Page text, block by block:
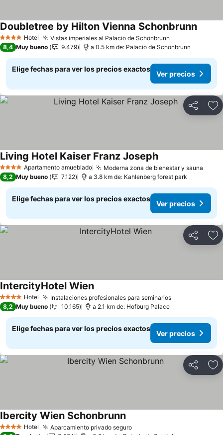
4 EstrellasHotel Vistas imperiales al Palacio de Schönbrunn
Doubletree by Hilton Vienna SchonbrunnVer
8,4 Muy bueno 9.479 a 0.5 km de: Palacio de Schönbrunn
Elige fechas para ver los precios exactos
Ver precios
Compartir
4 EstrellasApartamento amueblado Moderna zona de bienestar y sauna
Living Hotel Kaiser Franz JosephVer precios
8,2 Muy bueno 7.122 a 3.8 km de: Kahlenberg forest park
Elige fechas para ver los precios exactos
Ver precios
Compartir
4 EstrellasHotel Instalaciones profesionales para seminariosVer precios
IntercityHotel WienVer precios
8,2 Muy bueno 10.165 a 2.1 km de: Hofburg Palace
Elige fechas para ver los precios exactos
Ver precios
Compartir
4 EstrellasHotel Aparcamiento privado seguroVer precios
Ibercity Wien SchonbrunnVer precios